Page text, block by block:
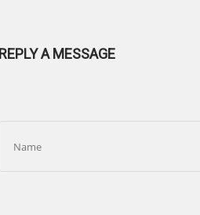
REPLY A MESSAGE